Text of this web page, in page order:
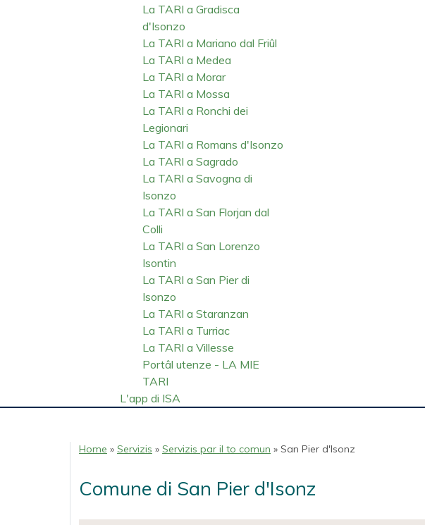
La TARI a Gradisca
d'Isonzo
La TARI a Mariano dal Friûl
La TARI a Medea
La TARI a Morar
La TARI a Mossa
La TARI a Ronchi dei
Legionari
La TARI a Romans d'Isonzo
La TARI a Sagrado
La TARI a Savogna di
Isonzo
La TARI a San Florjan dal
Colli
La TARI a San Lorenzo
Isontin
La TARI a San Pier di
Isonzo
La TARI a Staranzan
La TARI a Turriac
La TARI a Villesse
Portâl utenze - LA MIE
TARI
L'app di ISA
Home » Servizis » Servizis par il to comun » San Pier d'Isonz
Comune di San Pier d'Isonz